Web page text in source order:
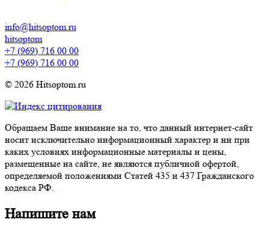
info@hitsoptom.ru
hitsoptom
+7 (969) 716 00 00
+7 (969) 716 00 00
© 2026 Hitsoptom.ru
Обращаем Ваше внимание на то, что данный интернет-сайт
носит исключительно информационный характер и ни при
каких условиях информационные материалы и цены,
размещенные на сайте, не являются публичной офертой,
определяемой положениями Статей 435 и 437 Гражданского
кодекса РФ.
Напишите нам